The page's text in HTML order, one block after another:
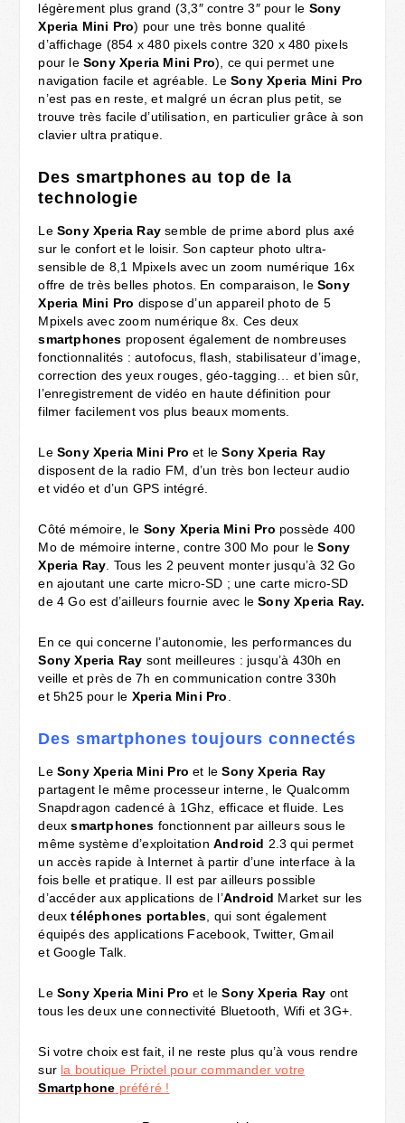
légèrement plus grand (3,3″ contre 3″ pour le Sony
Xperia Mini Pro) pour une très bonne qualité
d’affichage (854 x 480 pixels contre 320 x 480 pixels
pour leSony Xperia Mini Pro), ce qui permet une
navigation facile et agréable. LeSony Xperia Mini Pro
n’est pas en reste, et malgré un écran plus petit, se
trouve très facile d’utilisation, en particulier grâce à son
clavier ultra pratique.
Des smartphones au top de la
technologie
LeSony Xperia Ray semble de prime abord plus axé
sur le confort et le loisir. Son capteur photo ultra-
sensible de 8,1 Mpixels avec un zoom numérique 16x
offre de très belles photos. En comparaison, leSony
Xperia Mini Pro dispose d’un appareil photo de 5
Mpixels avec zoom numérique 8x. Ces deux
smartphones proposent également de nombreuses
fonctionnalités : autofocus, flash, stabilisateur d’image,
correction des yeux rouges, géo-tagging… et bien sûr,
l’enregistrement de vidéo en haute définition pour
filmer facilement vos plus beaux moments.
LeSony Xperia Mini Pro et leSony Xperia Ray
disposent de la radio FM, d’un très bon lecteur audio
et vidéo et d’un GPS intégré.
Côté mémoire, le Sony Xperia Mini Pro possède 400
Mo de mémoire interne, contre 300 Mo pour leSony
Xperia Ray . Tous les 2 peuvent monter jusqu’à 32 Go
en ajoutant une carte micro-SD ; une carte micro-SD
de 4 Go est d’ailleurs fournie avec leSony Xperia Ray.
En ce qui concerne l’autonomie, les performances du
Sony Xperia Ray sont meilleures : jusqu’à 430h en
veille et près de 7h en communication contre 330h
et 5h25 pour le Xperia Mini Pro
Des smartphones toujours connectés
LeSony Xperia Mini Pro et leSony Xperia Ray
partagent le même processeur interne, le Qualcomm
Snapdragon cadencé à 1Ghz, efficace et fluide. Les
deuxsmartphones fonctionnent par ailleurs sous le
même système d’exploitationAndroid 2.3 qui permet
un accès rapide à Internet à partir d’une interface à la
fois belle et pratique. Il est par ailleurs possible
d’accéder aux applications de l’Android Market sur les
deuxtéléphones portables , qui sont également
équipés des applications Facebook, Twitter, Gmail
et Google Talk.
LeSony Xperia Mini Pro et leSony Xperia Ray ont
tous les deux une connectivité Bluetooth, Wifi et 3G+.
Si votre choix est fait, il ne reste plus qu’à vous rendre
sur la boutique Prixtel pour commander votre
Smartphone préféré !